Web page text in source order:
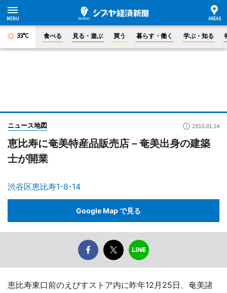
33°C 食べる 見る・遊ぶ 買う 暮らす・働く 学ぶ・知る
ニュース地図 2010.01.14
恵比寿に奄美特産品販売店－奄美出身の建築
士が開業
渋谷区恵比寿1-8-14
Google Map で見る
恵比寿東口前のえびすストア内に昨年12月25日、奄美諸